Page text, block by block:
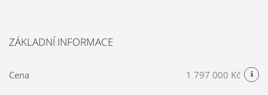
ZÁKLADNÍ INFORMACE
Cena 1 797 000 Kč